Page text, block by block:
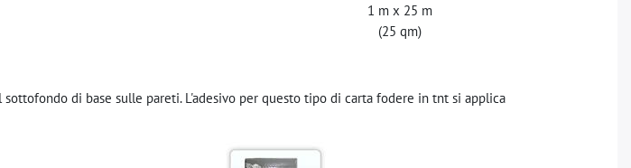
1 m x 25 m
(25 qm)
di base sulle pareti. L'adesivo per questo tipo di carta fodere in tnt si applica